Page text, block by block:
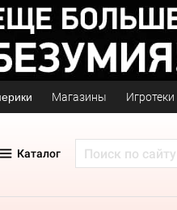
Магазины Игротеки
Каталог